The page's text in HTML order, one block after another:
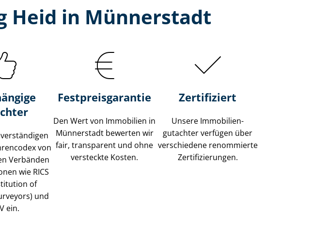
Heid in Münnerstadt
von
Verbänden
wie RICS
of
und
ein.
Festpreis​garantie
Den Wert von Immobilien in
Münnerstadt bewerten wir
fair, transparent und ohne
versteckte Kosten.
Zertifiziert
Unsere Immobilien­
gutachter verfügen über
verschiedene renommierte
Zer­ti­fi­zie­run­gen.